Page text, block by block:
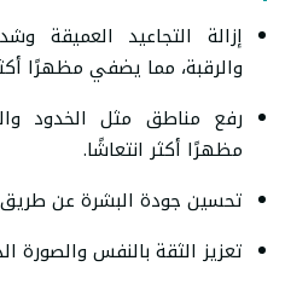
إزالة التجاعيد العميقة
والرقبة، مما يضفي مظهرًا
رفع مناطق مثل الخدود
مظهرًا أكثر انتعاشًا.
تحسين جودة البشرة عن
تعزيز الثقة بالنفس والصورة